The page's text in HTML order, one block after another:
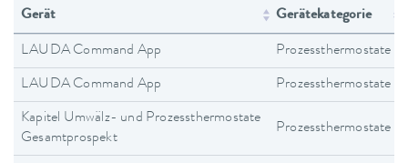
Gerät Gerätekategorie
LAUDA Command App Prozessthermostate
LAUDA Command App Prozessthermostate
Kapitel Umwälz- und Prozessthermostate
Gesamtprospekt
Prozessthermostate